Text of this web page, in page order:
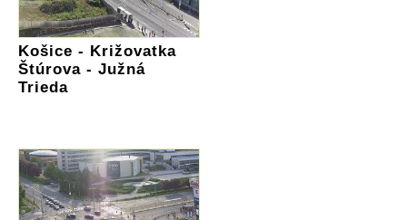
Košice - Križovatka
Štúrova - Južná
Trieda